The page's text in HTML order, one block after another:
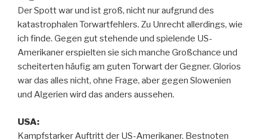
Der Spott war und ist groß, nicht nur aufgrund des
katastrophalen Torwartfehlers. Zu Unrecht allerdings, wie
ich finde. Gegen gut stehende und spielende US-
Amerikaner erspielten sie sich manche Großchance und
scheiterten häufig am guten Torwart der Gegner. Glorios
war das alles nicht, ohne Frage, aber gegen Slowenien
und Algerien wird das anders aussehen.
USA:
Kampfstarker Auftritt der US-Amerikaner. Bestnoten